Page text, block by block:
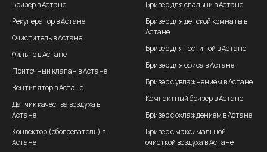
Бризер в Астане
Рекуператор в Астане
Очиститель в Астане
Фильтр в Астане
Приточный клапан в Астане
Вентилятор в Астане
Датчик качества воздуха в
Астане
Конвектор (обогреватель) в
Астане
Бризер для спальни в Астане
Бризер для детской комнаты в
Астане
Бризер для гостиной в Астане
Бризер для офиса в Астане
Бризер с увлажнением в Астане
Компактный бризер в Астане
Бризер с охлаждением в Астане
Бризер с максимальной
очисткой воздуха в Астане